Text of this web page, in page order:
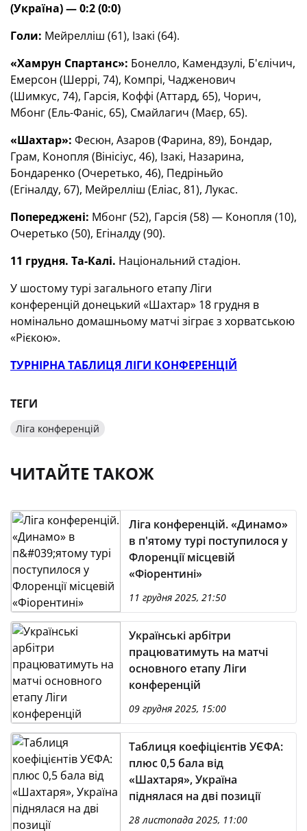
(Україна) — 0:2 (0:0)
Голи: Мейрелліш (61), Ізакі (64).
«Хамрун Спартанс»: Бонелло, Камендзулі, Б'єлічич,
Емерсон (Шеррі, 74), Компрі, Чадженович
(Шимкус, 74), Гарсія, Коффі (Аттард, 65), Чорич,
Мбонг (Ель-Фаніс, 65), Смайлагич (Маєр, 65).
«Шахтар»: Фесюн, Азаров (Фарина, 89), Бондар,
Грам, Конопля (Вінісіус, 46), Ізакі, Назарина,
Бондаренко (Очеретько, 46), Педріньйо
(Егіналду, 67), Мейрелліш (Еліас, 81), Лукас.
Попереджені: Мбонг (52), Гарсія (58) — Конопля (10),
Очеретько (50), Егіналду (90).
11 грудня. Та-Калі. Національний стадіон.
У шостому турі загального етапу Ліги
конференцій донецький «Шахтар» 18 грудня в
номінально домашньому матчі зіграє з хорватською
«Рієкою».
ТУРНІРНА ТАБЛИЦЯ ЛІГИ КОНФЕРЕНЦІЙ
ТЕГИ
Ліга конференцій
ЧИТАЙТЕ ТАКОЖ
Ліга конференцій. «Динамо»
в п'ятому турі поступилося у
Флоренції місцевій
«Фіорентині»
11 грудня 2025, 21:50
Українські арбітри
працюватимуть на матчі
основного етапу Ліги
конференцій
09 грудня 2025, 15:00
Таблиця коефіцієнтів УЄФА:
плюс 0,5 бала від
«Шахтаря», Україна
піднялася на дві позиції
28 листопада 2025, 11:00